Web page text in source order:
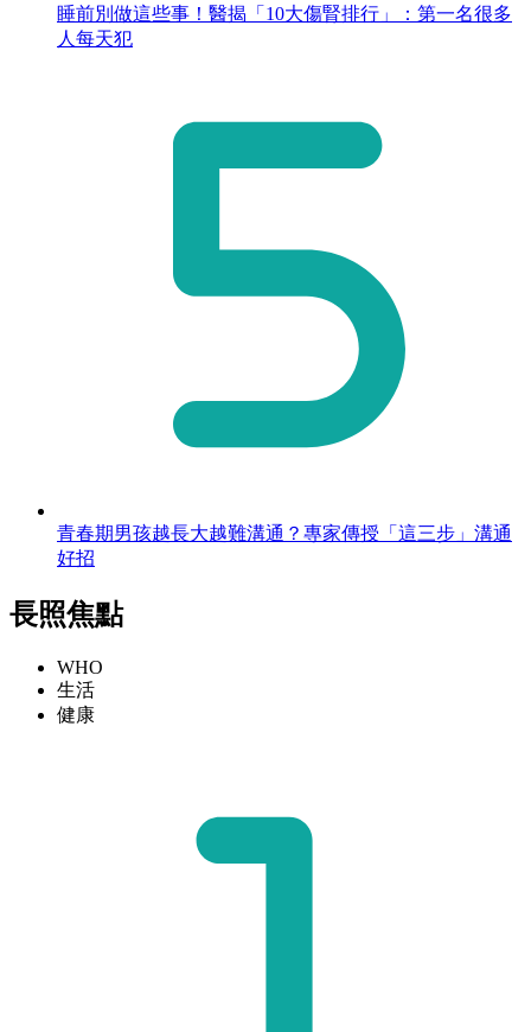
睡前別做這些事！醫揭「10大傷腎排行」：第一名很多
人每天犯
青春期男孩越長大越難溝通？專家傳授「這三步」溝通
好招
長照焦點
WHO
生活
健康